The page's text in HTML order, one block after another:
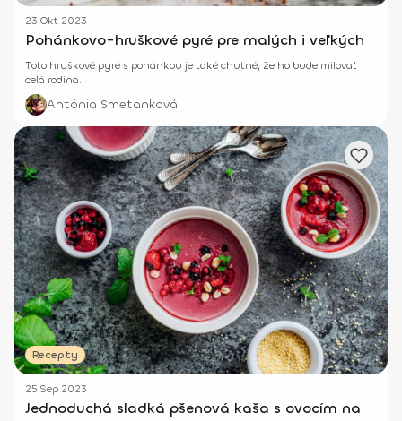
23 Okt 2023
Pohánkovo-hruškové pyré pre malých i veľkých
Toto hruškové pyré s pohánkou je také chutné, že ho bude milovať
celá rodina.
Antónia Smetanková
Recepty
25 Sep 2023
Jednoduchá sladká pšenová kaša s ovocím na